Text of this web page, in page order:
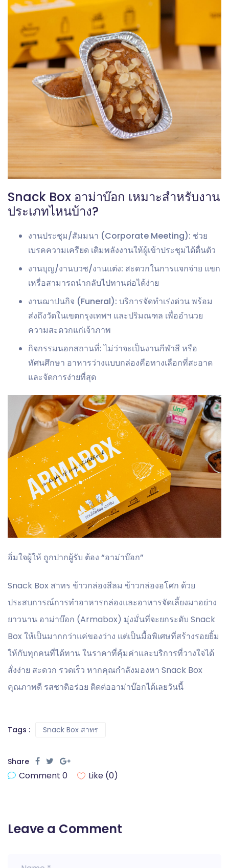
Snack Box อาม่าบ๊อก เหมาะสำหรับงาน
ประเภทไหนบ้าง?
งานประชุม/สัมมนา (Corporate Meeting): ช่วย
เบรคความเครียด เติมพลังงานให้ผู้เข้าประชุมได้ตื่นตัว
งานบุญ/งานบวช/งานแต่ง: สะดวกในการแจกจ่าย แขก
เหรื่อสามารถนำกลับไปทานต่อได้ง่าย
งานฌาปนกิจ (Funeral): บริการจัดทำเร่งด่วน พร้อม
ส่งถึงวัดในเขตกรุงเทพฯ และปริมณฑล เพื่ออำนวย
ความสะดวกแก่เจ้าภาพ
กิจกรรมนอกสถานที่:ไม่ว่าจะเป็นงานกีฬาสี หรือ
ทัศนศึกษา อาหารว่างแบบกล่องคือทางเลือกที่สะอาด
และจัดการง่ายที่สุด
อิ่มใจผู้ให้ ถูกปากผู้รับ ต้อง “อาม่าบ๊อก”
Snack Box สาทร ข้าวกล่องสีลม ข้าวกล่องอโศก ด้วย
ประสบการณ์การทำอาหารกล่องและอาหารจัดเลี้ยงมาอย่าง
ยาวนาน อาม่าบ๊อก (Armabox) มุ่งมั่นที่จะยกระดับ Snack
Box ให้เป็นมากกว่าแค่ของว่าง แต่เป็นมื้อพิเศษที่สร้างรอยยิ้ม
ให้กับทุกคนที่ได้ทาน ในราคาที่คุ้มค่าและบริการที่วางใจได้
สั่งง่าย สะดวก รวดเร็ว หากคุณกำลังมองหา Snack Box
คุณภาพดี รสชาติอร่อย ติดต่ออาม่าบ๊อกได้เลยวันนี้
Tags : Snack Box สาทร
Share
Comment 0 Like (0)
Leave a Comment